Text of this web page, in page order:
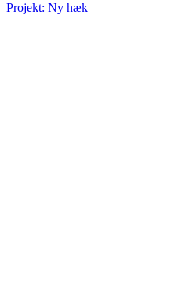
grønne
Projekt: Ny hæk